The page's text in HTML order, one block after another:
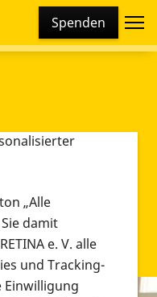
Spenden
Cookies und
Cookies und
„Alle
damit
e. V. alle
und Tracking-
Einwilligung